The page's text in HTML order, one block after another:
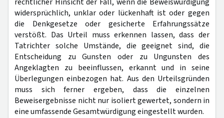
widersprüchlich, unklar oder lückenhaft ist oder gegen
die Denkgesetze oder gesicherte Erfahrungssätze
verstößt. Das Urteil muss erkennen lassen, dass der
Tatrichter solche Umstände, die geeignet sind, die
Entscheidung zu Gunsten oder zu Ungunsten des
Angeklagten zu beeinflussen, erkannt und in seine
Überlegungen einbezogen hat. Aus den Urteilsgründen
muss sich ferner ergeben, dass die einzelnen
Beweisergebnisse nicht nur isoliert gewertet, sondern in
eine umfassende Gesamtwürdigung eingestellt wurden.